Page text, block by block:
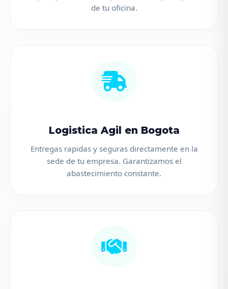
de tu oficina.
Logistica Agil en Bogota
Entregas rapidas y seguras directamente en la
sede de tu empresa. Garantizamos el
abastecimiento constante.